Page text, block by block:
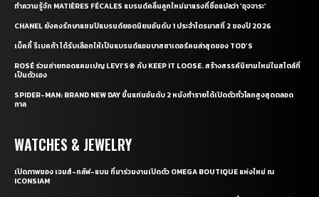
ทำความรู้จัก MATIÈRES FÉCALES แบรนด์คลื่นลูกใหม่มาแรงที่ชื่อแปลว่า ‘อุจจาระ’
CHANEL ยังคงรักษาแชมป์แบรนด์ยอดนิยมอันดับ 1 ประจำไตรมาสที่ 2 ของปี 2026
เบ็คกี้ รีเบคก้า ได้รับเลือกให้เป็นแบรนด์แอมบาสซาเดอร์คนล่าสุดของ TOD’S
ROSÉ ร่วมถ่ายทอดแคมเปญ LEVI’S® กับ KEEP IT LOOSE. สร้างสรรค์นิยามใหม่ในสไตล์ที่
เป็นตัวเอง
SPIDER-MAN: BRAND NEW DAY ขึ้นแท่นอันดับ 2 หนังทำรายได้เปิดตัวทั่วโลกสูงสุดตลอด
กาล
WATCHES & JEWELRY
เปิดภาพของ เจมส์-กลัฟ-แบม ที่มาร่วมงานเปิดตัว OMEGA BOUTIQUE แห่งใหม่ ณ
ICONSIAM